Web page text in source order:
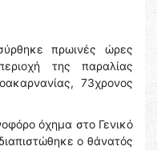
πρωινές ώρες
της παραλίας
73χρονος
όχημα στο Γενικό
ο θάνατός